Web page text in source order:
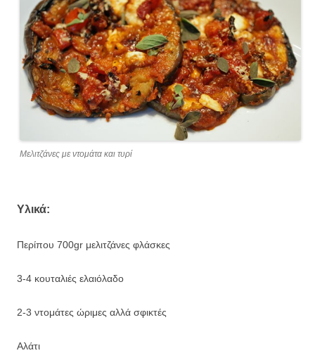
Μελιτζάνες με ντομάτα και τυρί
Υλικά:
Περίπου 700gr μελιτζάνες φλάσκες
3-4 κουταλιές ελαιόλαδο
2-3 ντομάτες ώριμες αλλά σφικτές
Αλάτι